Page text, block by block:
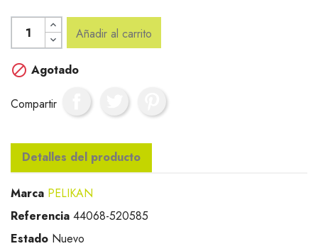
Añadir al carrito
 Agotado
Compartir
Detalles del producto
Marca PELIKAN
Referencia 44068-520585
Estado Nuevo